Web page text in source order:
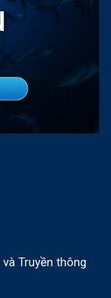
Truyền thông